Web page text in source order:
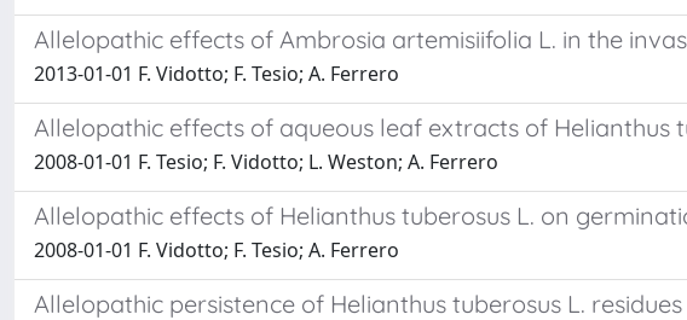
Allelopathic effects of Ambrosia artemisiifolia L. in the
2013-01-01 F. Vidotto; F. Tesio; A. Ferrero
Allelopathic effects of aqueous leaf extracts of Helianthus
2008-01-01 F. Tesio; F. Vidotto; L. Weston; A. Ferrero
Allelopathic effects of Helianthus tuberosus L. on
2008-01-01 F. Vidotto; F. Tesio; A. Ferrero
Allelopathic persistence of Helianthus tuberosus L. residues